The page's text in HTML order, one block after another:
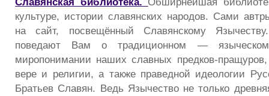
культуре, истории славянских народов. Сами
на сайт, посвещённый Славянскому
поведают Вам о традиционном —
миропонимании наших славных предков-
вере и религии, а также праведной идеологии
Братьев Славян. Ведь Язычество не только